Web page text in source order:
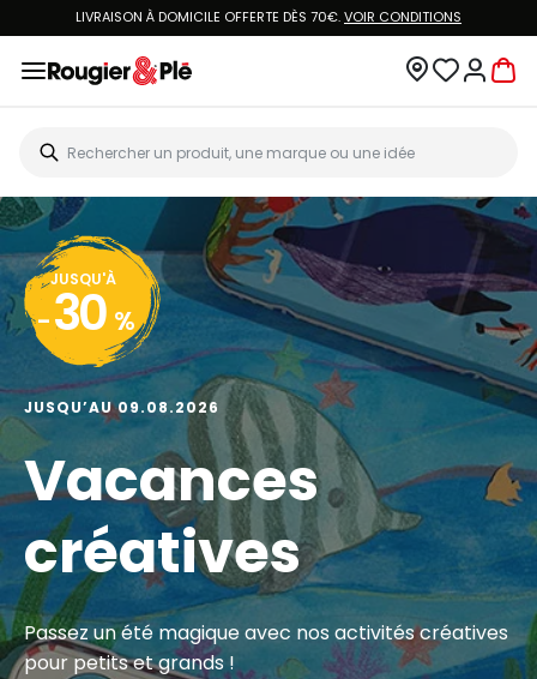
LIVRAISON À DOMICILE OFFERTE DÈS 70€.VOIR CONDITIONS
JUSQU'À
- 30 %
JUSQU’AU 09.08.2026
Vacances
créatives
Passez un été magique avec nos activités créatives
pour petits et grands !